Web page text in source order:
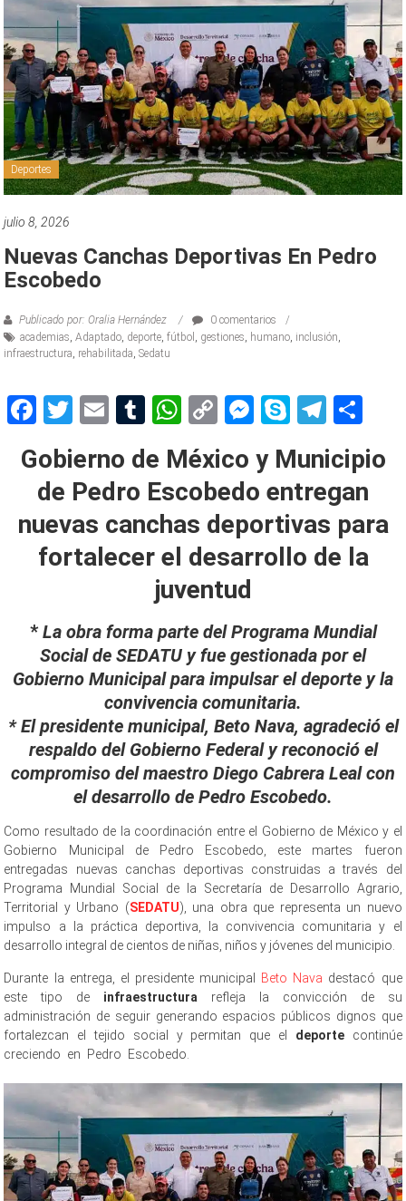
Deportes
julio 8, 2026
Nuevas Canchas Deportivas En Pedro
Escobedo
Publicado por: Oralia Hernández
0 comentarios
academias ,Adaptado deporte ,fútbol gestiones humano inclusión
infraestructura rehabilitada ,Sedatu
Facebook
Twitter
EmailTumblr
WhatsApp
CopyMessenger
Skype
Gobierno de México y Municipio
de Pedro Escobedo entregan
nuevas canchas deportivas para
fortalecer el desarrollo de la
juventud
* La obra forma parte del Programa Mundial
Social de SEDATU y fue gestionada por el
Gobierno Municipal para impulsar el deporte y la
convivencia comunitaria.
* El presidente municipal, Beto Nava, agradeció el
respaldo del Gobierno Federal y reconoció el
compromiso del maestro Diego Cabrera Leal con
el desarrollo de Pedro Escobedo.
Como resultado de la coordinación entre el Gobierno de México y el
Gobierno Municipal de Pedro Escobedo, este martes fueron
entregadas nuevas canchas deportivas construidas a través del
Programa Mundial Social de la Secretaría de Desarrollo Agrario,
Territorial y Urbano (SEDATU), una obra que representa un nuevo
impulso a la práctica deportiva, la convivencia comunitaria y el
desarrollo integral de cientos de niñas, niños y jóvenes del municipio.
Durante la entrega, el presidente municipal Beto Nava destacó que
este tipo de infraestructura refleja la convicción de su
administración de seguir generando espacios públicos dignos que
fortalezcan el tejido social y permitan que el deportecontinúe
creciendo en Pedro Escobedo.